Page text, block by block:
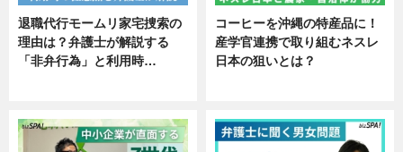
退職代行モームリ家宅捜索の
理由は？弁護士が解説する
「非弁行為」と利用時…
コーヒーを沖縄の特産品に！
産学官連携で取り組むネスレ
日本の狙いとは？